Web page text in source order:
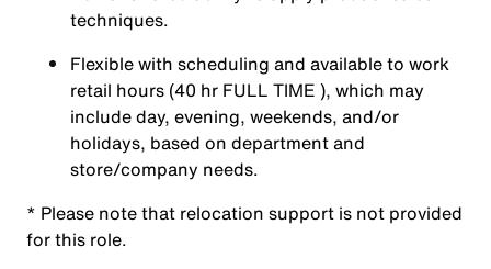
techniques.
Flexible with scheduling and available to work
retail hours (40 hr FULL TIME ), which may
include day, evening, weekends, and/or
holidays, based on department and
store/company needs.
* Please note that relocation support is not provided
for this role.